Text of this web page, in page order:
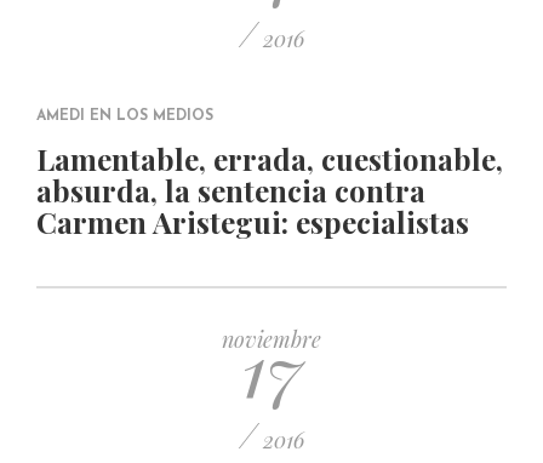
/ 2016
AMEDI EN LOS MEDIOS
Lamentable, errada, cuestionable,
absurda, la sentencia contra
Carmen Aristegui: especialistas
noviembre
17
/ 2016